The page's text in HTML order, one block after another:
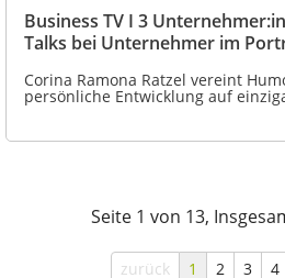
Business TV I 3
Talks bei Unternehmer im
Corina Ramona Ratzel vereint
persönliche Entwicklung auf
Seite 1 von 13,
zurück 1 2 3 4